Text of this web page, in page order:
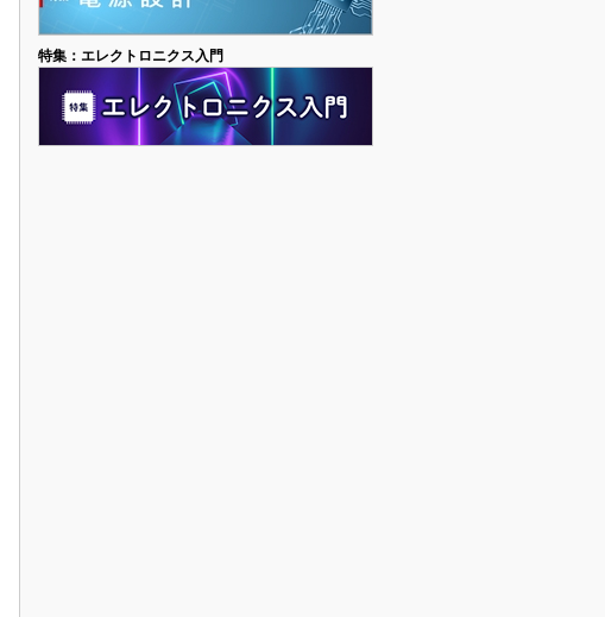
特集：エレクトロニクス入門